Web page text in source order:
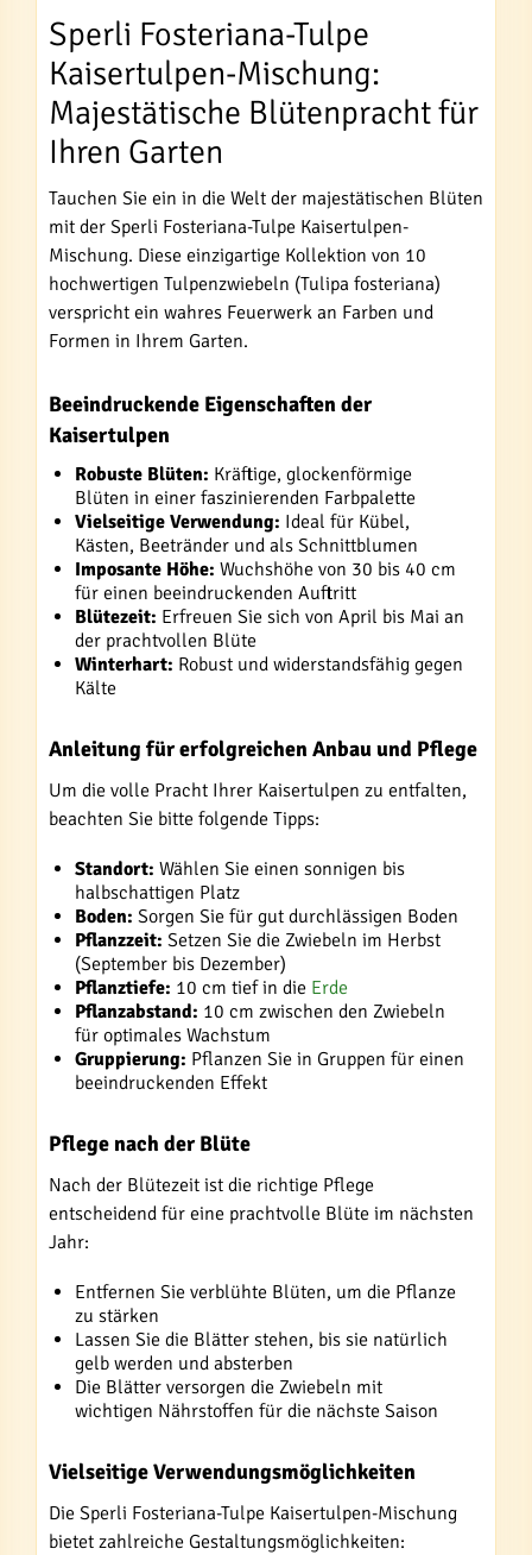
Sperli Fosteriana-Tulpe
Kaisertulpen-Mischung:
Majestätische Blütenpracht für
Ihren Garten
Tauchen Sie ein in die Welt der majestätischen Blüten
mit der Sperli Fosteriana-Tulpe Kaisertulpen-
Mischung. Diese einzigartige Kollektion von 10
hochwertigen Tulpenzwiebeln (Tulipa fosteriana)
verspricht ein wahres Feuerwerk an Farben und
Formen in Ihrem Garten.
Beeindruckende Eigenschaften der
Kaisertulpen
Robuste Blüten: Kräftige, glockenförmige
Blüten in einer faszinierenden Farbpalette
Vielseitige Verwendung: Ideal für Kübel,
Kästen, Beetränder und als Schnittblumen
Imposante Höhe: Wuchshöhe von 30 bis 40 cm
für einen beeindruckenden Auftritt
Blütezeit: Erfreuen Sie sich von April bis Mai an
der prachtvollen Blüte
Winterhart: Robust und widerstandsfähig gegen
Kälte
Anleitung für erfolgreichen Anbau und Pflege
Um die volle Pracht Ihrer Kaisertulpen zu entfalten,
beachten Sie bitte folgende Tipps:
Standort: Wählen Sie einen sonnigen bis
halbschattigen Platz
Boden: Sorgen Sie für gut durchlässigen Boden
Pflanzzeit: Setzen Sie die Zwiebeln im Herbst
(September bis Dezember)
Pflanztiefe: 10 cm tief in die Erde
Pflanzabstand: 10 cm zwischen den Zwiebeln
für optimales Wachstum
Gruppierung: Pflanzen Sie in Gruppen für einen
beeindruckenden Effekt
Pflege nach der Blüte
Nach der Blütezeit ist die richtige Pflege
entscheidend für eine prachtvolle Blüte im nächsten
Jahr:
Entfernen Sie verblühte Blüten, um die Pflanze
zu stärken
Lassen Sie die Blätter stehen, bis sie natürlich
gelb werden und absterben
Die Blätter versorgen die Zwiebeln mit
wichtigen Nährstoffen für die nächste Saison
Vielseitige Verwendungsmöglichkeiten
Die Sperli Fosteriana-Tulpe Kaisertulpen-Mischung
bietet zahlreiche Gestaltungsmöglichkeiten: